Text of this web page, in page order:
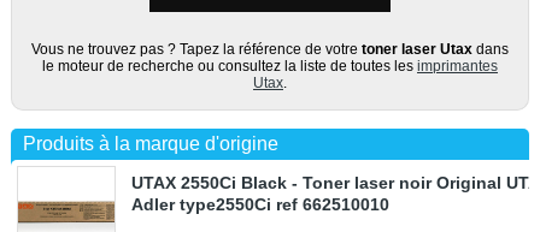
Vous ne trouvez pas ? Tapez la référence de votre toner laser Utax dans
le moteur de recherche ou consultez la liste de toutes les imprimantes
Utax
Produits à la marque d'origine
UTAX 2550Ci Black - Toner laser noir Original
Adler type2550Ci ref 662510010